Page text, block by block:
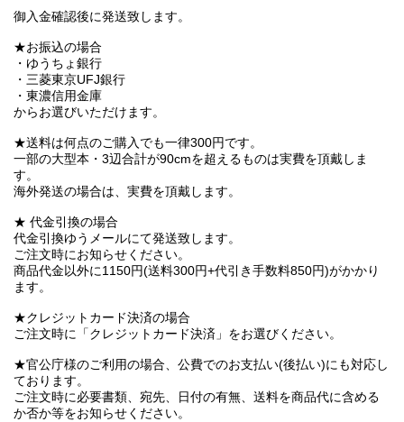
御入金確認後に発送致します。
★お振込の場合
・ゆうちょ銀行
・三菱東京UFJ銀行
・東濃信用金庫
からお選びいただけます。
★送料は何点のご購入でも一律300円です。
一部の大型本・3辺合計が90cmを超えるものは実費を頂戴しま
す。
海外発送の場合は、実費を頂戴します。
★ 代金引換の場合
代金引換ゆうメールにて発送致します。
ご注文時にお知らせください。
商品代金以外に1150円(送料300円+代引き手数料850円)がかかり
ます。
★クレジットカード決済の場合
ご注文時に「クレジットカード決済」をお選びください。
★官公庁様のご利用の場合、公費でのお支払い(後払い)にも対応し
ております。
ご注文時に必要書類、宛先、日付の有無、送料を商品代に含める
か否か等をお知らせください。